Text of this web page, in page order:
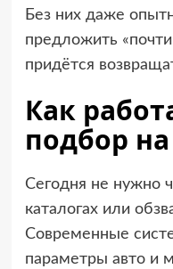
Без них даже
предложить
придётся
Как
подбор
Сегодня не нужно
каталогах или
Современные
параметры авто и